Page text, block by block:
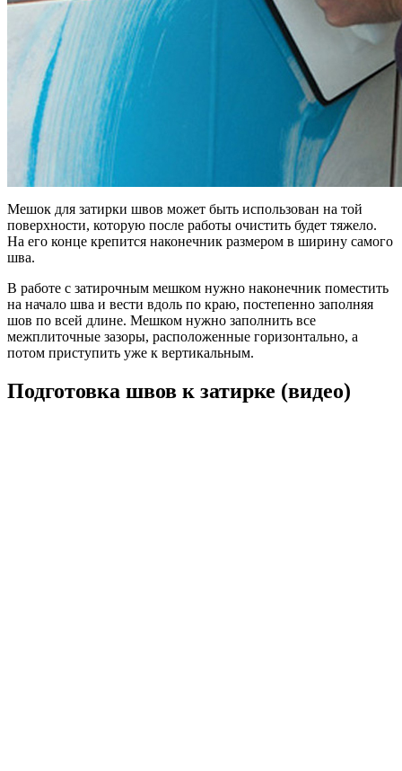
Мешок для затирки швов может быть использован на той
поверхности, которую после работы очистить будет тяжело.
На его конце крепится наконечник размером в ширину самого
шва.
В работе с затирочным мешком нужно наконечник поместить
на начало шва и вести вдоль по краю, постепенно заполняя
шов по всей длине. Мешком нужно заполнить все
межплиточные зазоры, расположенные горизонтально, а
потом приступить уже к вертикальным.
Подготовка швов к затирке (видео)